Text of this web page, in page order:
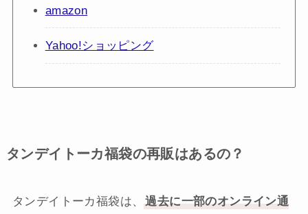
amazon
Yahoo!ショッピング
タンデイトーカ福袋の再販はあるの？
タンデイトーカ福袋は、
過去に一部のオンライン通